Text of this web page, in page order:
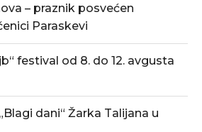
– praznik posvećen
Paraskevi
festival od 8. do 12. avgusta
dani“ Žarka Talijana u